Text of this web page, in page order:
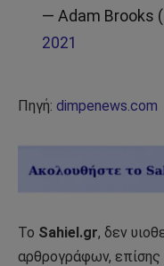
— Adam Brooks
2021
Πηγή: dimpenews.com
Το Sahiel.gr, δεν
αρθρογράφων,